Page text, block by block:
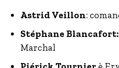
Astrid Veillon:
Stéphane Blancafort:
Marchal